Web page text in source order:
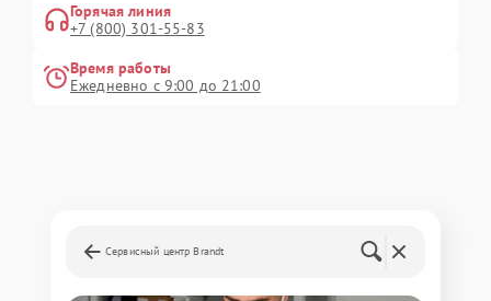
Горячая линия
+7 (800) 301-55-83
Время работы
Ежедневно с 9:00 до 21:00
Сервисный центр Brandt